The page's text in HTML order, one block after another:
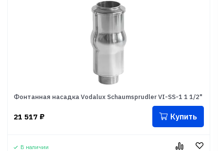
Фонтанная насадка Vodalux Schaumsprudler VI-SS-1 1 1/2"
21 517 ₽ Купить
В наличии